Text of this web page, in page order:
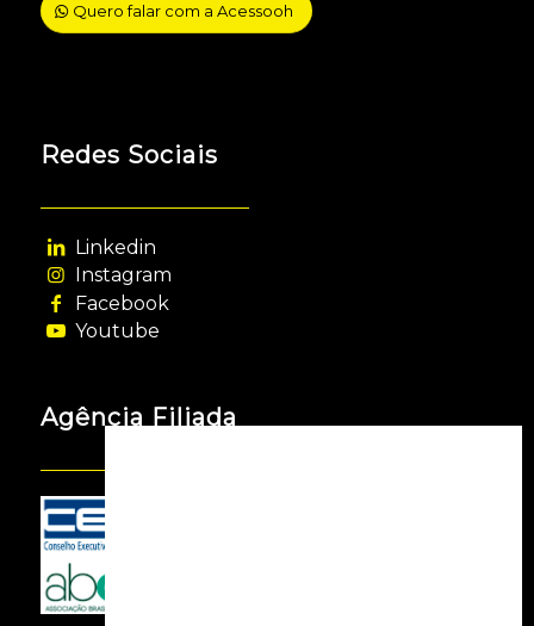
Quero falar com a Acessooh
Redes Sociais
Linkedin
Instagram
Facebook
Youtube
Agência Filiada